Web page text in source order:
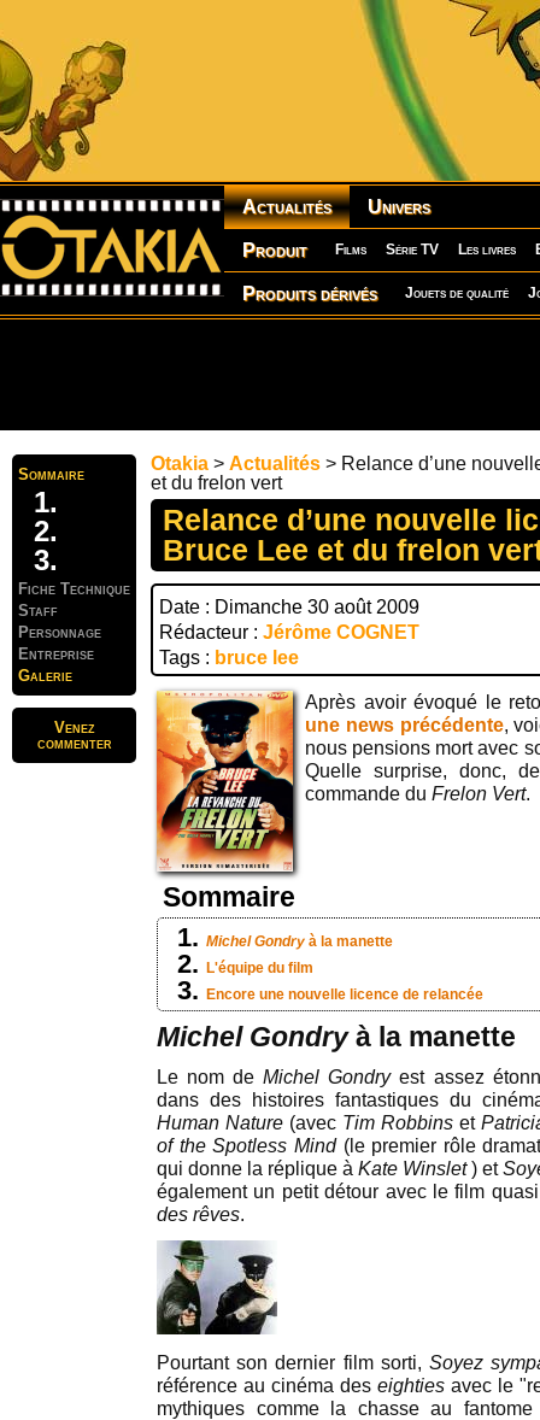
Actualités Univers
Produit Films Série TV Les livres
Produits dérivés Jouets de qualité
Sommaire
Fiche Technique
Staff
Personnage
Entreprise
Galerie
Venez
commenter
Otakia > Actualités > Relance d’une
et du frelon vert
Relance d’une nouvelle
Bruce Lee et du frelon
Date : Dimanche 30 août 2009
Rédacteur : Jérôme COGNET
Tags : bruce lee
Après avoir évoqué le
une news précédente,
nous pensions mort avec
Quelle surprise, donc,
commande du Frelon Vert.
Sommaire
Michel Gondry à la manette
L'équipe du film
Encore une nouvelle licence de relancée
Michel Gondryà la manette
Le nom deMichel Gondryest assez
dans des histoires fantastiques du
Human Nature (avec Tim Robbins et
of the Spotless Mind(le premier rôle
qui donne la réplique à Kate Winslet) et
également un petit détour avec le film
des rêves.
Pourtant son dernier film sorti, Soyez
référence au cinéma des eighties avec le
mythiques comme la chasse au